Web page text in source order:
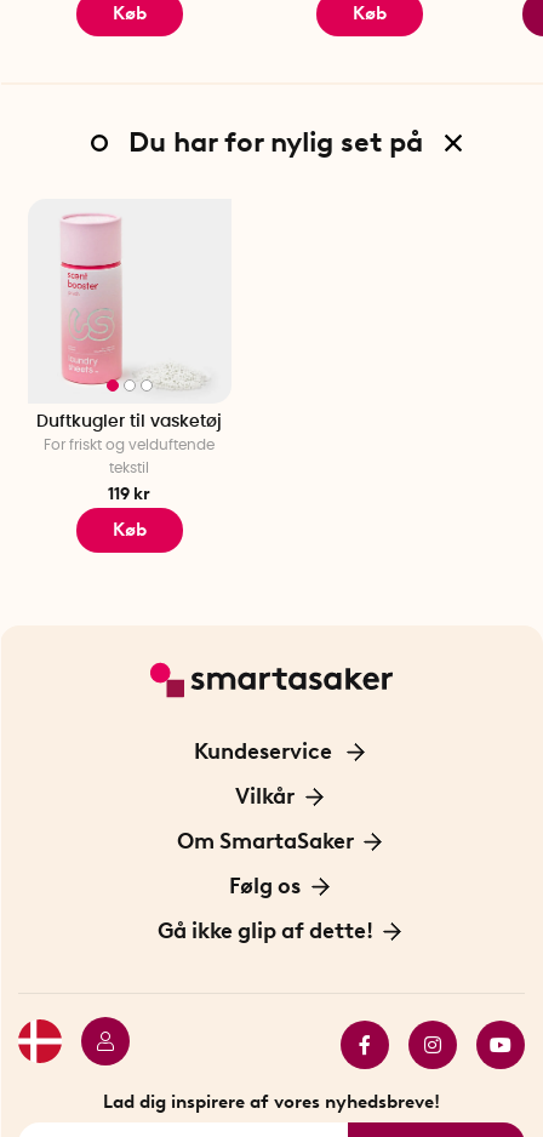
Køb Køb
Du har for nylig set på
Duftkugler til vasketøj
For friskt og velduftende
tekstil
119 kr
Køb
Kundeservice
Kontakt os
Vilkår
Information om cookies
Privatlivspolitik
Om SmartaSaker
Om os
Vores historie
Følg os
Opfindere
Gå ikke glip af dette!
Se alle smarte produkter
Lad dig inspirere af vores nyhedsbreve!